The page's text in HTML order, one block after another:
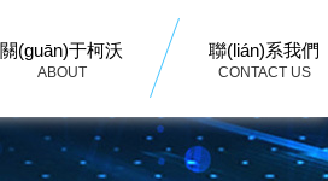
關(guān)于柯沃
ABOUT
聯(lián)系我們
CONTACT US